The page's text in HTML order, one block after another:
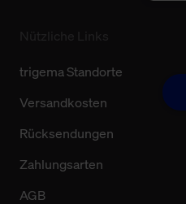
trigema Standorte
Versandkosten
Rücksendungen
Zahlungsarten
AGB